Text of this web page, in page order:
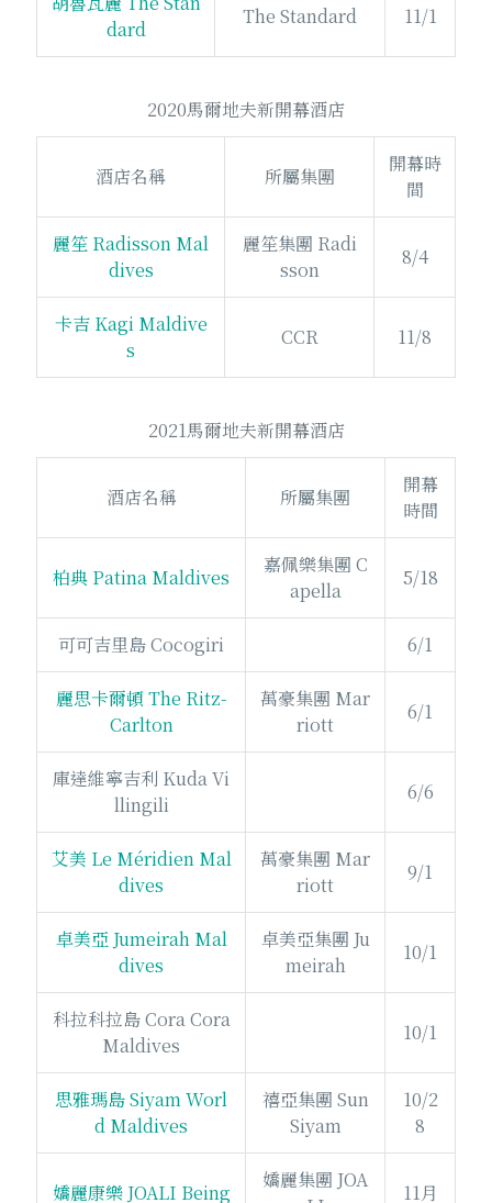
dard
The Standard 11/1
2020馬爾地夫新開幕酒店
酒店名稱 所屬集團
開幕時
間
麗笙 Radisson Mal
dives
麗笙集團 Radi
sson
8/4
卡吉 Kagi Maldive
s
CCR 11/8
2021馬爾地夫新開幕酒店
酒店名稱 所屬集團
開幕
時間
柏典 Patina Maldives
嘉佩樂集團 C
apella
5/18
可可吉里島 Cocogiri 6/1
麗思卡爾頓 The Ritz-
Carlton
萬豪集團 Mar
riott
6/1
庫達維寧吉利 Kuda Vi
llingili
6/6
艾美 Le Méridien Mal
dives
萬豪集團 Mar
riott
9/1
卓美亞 Jumeirah Mal
dives
卓美亞集團 Ju
meirah
10/1
科拉科拉島 Cora Cora
Maldives
10/1
思雅瑪島 Siyam Worl
d Maldives
禧亞集團 Sun
Siyam
10/2
8
嬌麗康樂 JOALI Being
嬌麗集團 JOA
11月